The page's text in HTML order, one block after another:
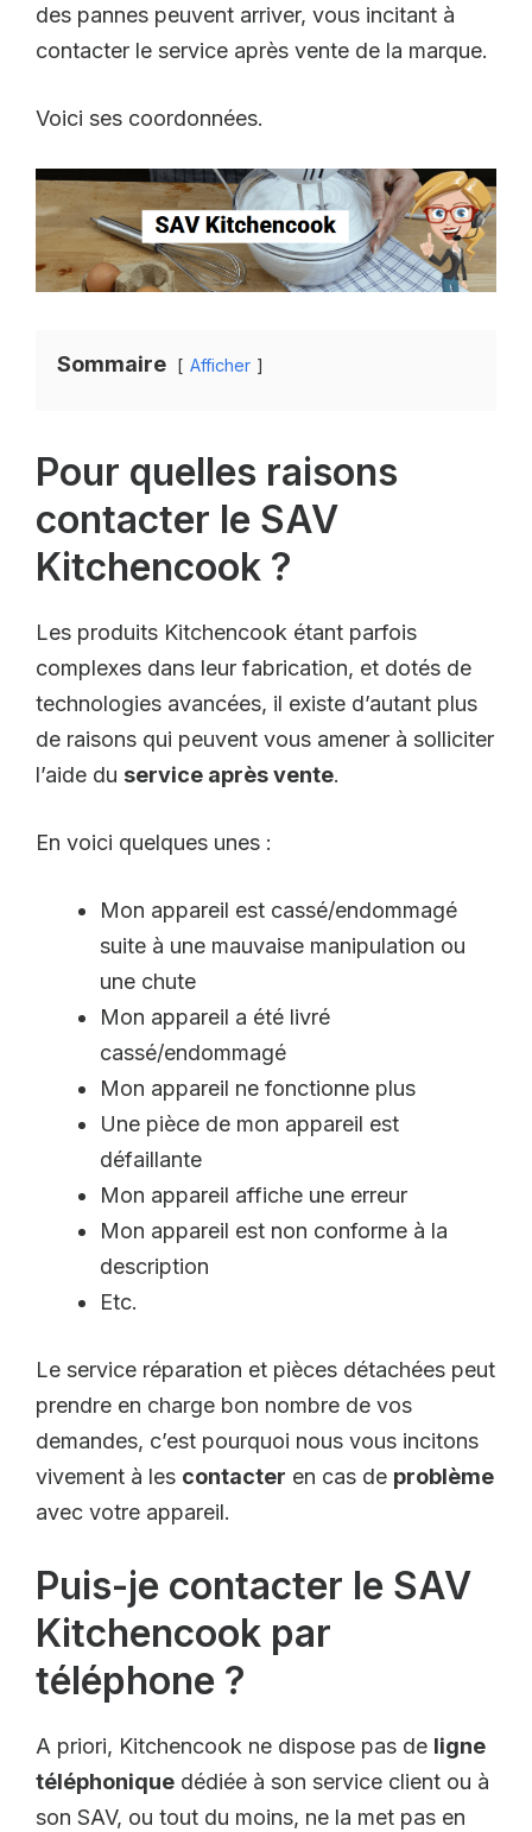
des pannes peuvent arriver, vous incitant à
contacter le service après vente de la marque.
Voici ses coordonnées.
Sommaire Afficher
Pour quelles raisons
contacter le SAV
Kitchencook ?
Les produits Kitchencook étant parfois
complexes dans leur fabrication, et dotés de
technologies avancées, il existe d’autant plus
de raisons qui peuvent vous amener à solliciter
l’aide du service après vente.
En voici quelques unes :
Mon appareil est cassé/endommagé
suite à une mauvaise manipulation ou
une chute
Mon appareil a été livré
cassé/endommagé
Mon appareil ne fonctionne plus
Une pièce de mon appareil est
défaillante
Mon appareil affiche une erreur
Mon appareil est non conforme à la
description
Etc.
Le service réparation et pièces détachées peut
prendre en charge bon nombre de vos
demandes, c’est pourquoi nous vous incitons
vivement à les contacter en cas de problème
avec votre appareil.
Puis-je contacter le SAV
Kitchencook par
téléphone ?
A priori, Kitchencook ne dispose pas de ligne
téléphonique dédiée à son service client ou à
son SAV, ou tout du moins, ne la met pas en